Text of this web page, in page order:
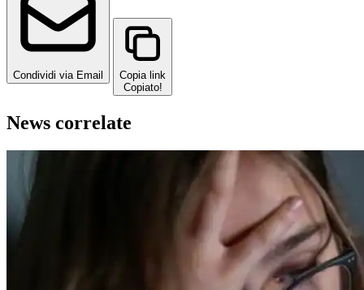
Condividi via Email
Copia link
Copiato!
News correlate